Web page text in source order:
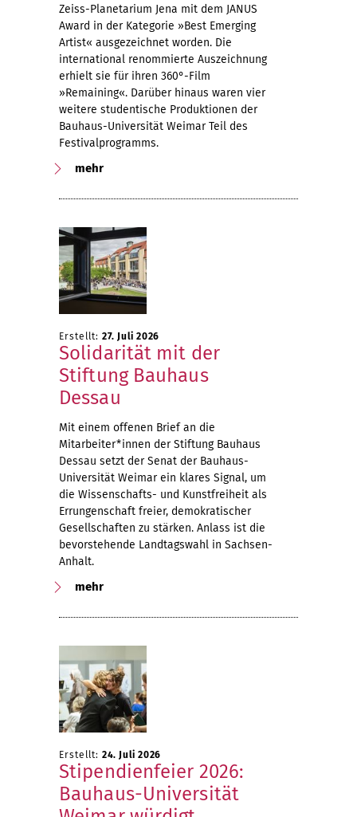
Zeiss-Planetarium Jena mit dem JANUS
Award in der Kategorie »Best Emerging
Artist« ausgezeichnet worden. Die
international renommierte Auszeichnung
erhielt sie für ihren 360°-Film
»Remaining«. Darüber hinaus waren vier
weitere studentische Produktionen der
Bauhaus-Universität Weimar Teil des
Festivalprogramms.
mehr
Erstellt: 27. Juli 2026
Solidarität mit der
Stiftung Bauhaus
Dessau
Mit einem offenen Brief an die
Mitarbeiter*innen der Stiftung Bauhaus
Dessau setzt der Senat der Bauhaus-
Universität Weimar ein klares Signal, um
die Wissenschafts- und Kunstfreiheit als
Errungenschaft freier, demokratischer
Gesellschaften zu stärken. Anlass ist die
bevorstehende Landtagswahl in Sachsen-
Anhalt.
mehr
Erstellt: 24. Juli 2026
Stipendienfeier 2026:
Bauhaus-Universität